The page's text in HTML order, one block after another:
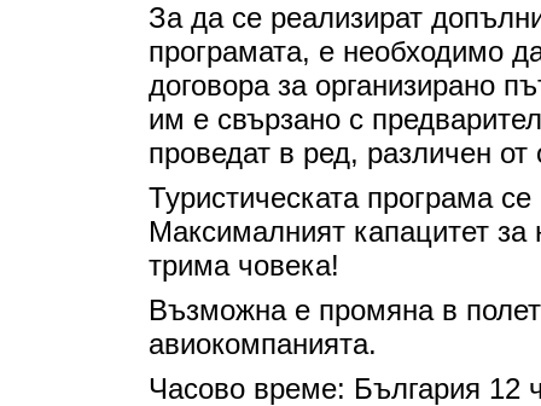
За да се реализират
програмата, е необходимо
договора за организирано
им е свързано с
проведат в ред, различен от
Туристическата програма
Максималният капацитет за
трима човека!
Възможна е промяна в
авиокомпанията.
Часово време: България 12